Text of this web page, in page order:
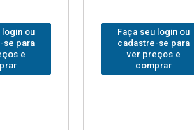
login ou
se para
e
Faça seu login ou
cadastre-se para
ver preços e
comprar